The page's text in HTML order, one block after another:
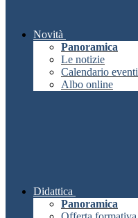
Novità
Panoramica
Le notizie
Calendario eventi
Albo online
Didattica
Panoramica